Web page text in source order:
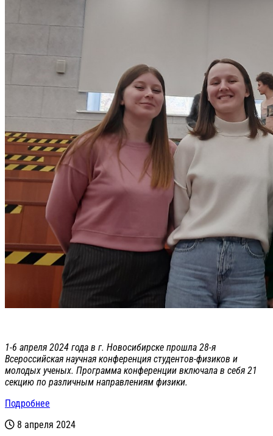
1-6 апреля 2024 года в г. Новосибирске прошла 28-я
Всероссийская научная конференция студентов-физиков и
молодых ученых. Программа конференции включала в себя 21
секцию по различным направлениям физики.
Подробнее
8 апреля 2024